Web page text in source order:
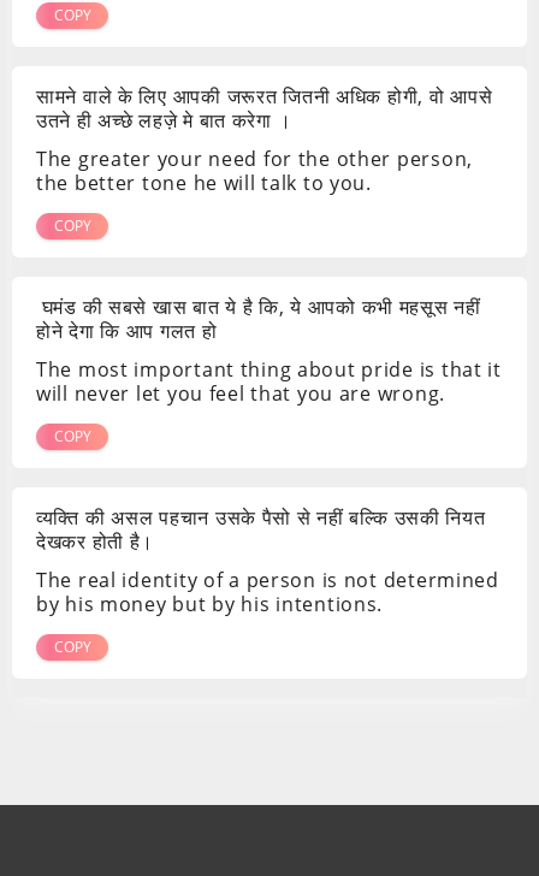
COPY
सामने वाले के लिए आपकी जरूरत जितनी अधिक होगी, वो आपसे
उतने ही अच्छे लहज़े मे बात करेगा ।
The greater your need for the other person,
the better tone he will talk to you.
COPY
घमंड की सबसे खास बात ये है कि, ये आपको कभी महसूस नहीं
होने देगा कि आप गलत हो
The most important thing about pride is that it
will never let you feel that you are wrong.
COPY
व्यक्ति की असल पहचान उसके पैसो से नहीं बल्कि उसकी नियत
देखकर होती है।
The real identity of a person is not determined
by his money but by his intentions.
COPY